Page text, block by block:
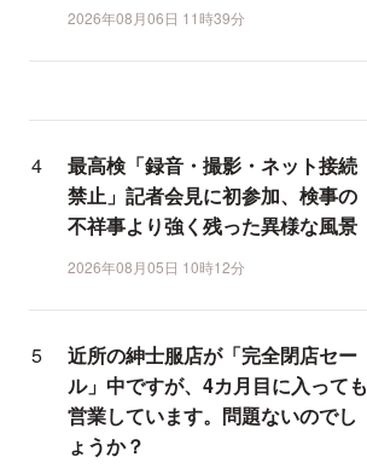
2026年08月06日 11時39分
最高検「録音・撮影・ネット接続
禁止」記者会見に初参加、検事の
不祥事より強く残った異様な風景
2026年08月05日 10時12分
近所の紳士服店が「完全閉店セー
ル」中ですが、4カ月目に入っても
営業しています。問題ないのでし
ょうか？